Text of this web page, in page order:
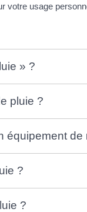
usage
» ?
pluie ?
?
?